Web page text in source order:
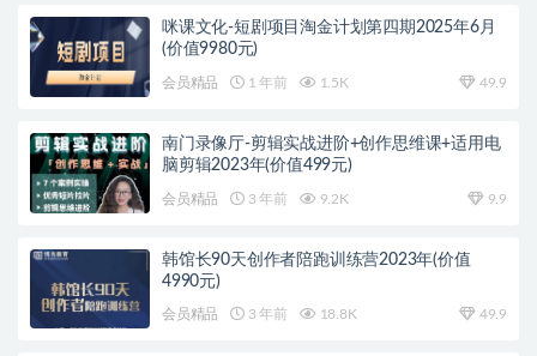
咪课文化-短剧项目淘金计划第四期2025年6月
(价值9980元)
会员精品 1 年前 1.5K 49.9
南门录像厅-剪辑实战进阶+创作思维课+适用电
脑剪辑2023年(价值499元)
会员精品 3 年前 9.2K 9.9
韩馆长90天创作者陪跑训练营2023年(价值
4990元)
会员精品 3 年前 18.8K 49.9